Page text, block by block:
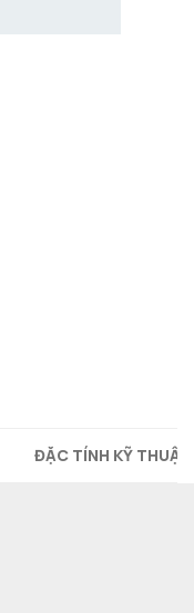
ĐẶC TÍNH KỸ THUẬT